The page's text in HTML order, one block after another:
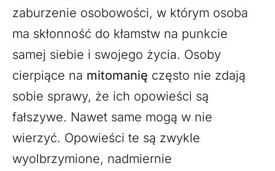
zaburzenie osobowości, w którym osoba
ma skłonność do kłamstw na punkcie
samej siebie i swojego życia. Osoby
cierpiące na mitomanię często nie zdają
sobie sprawy, że ich opowieści są
fałszywe. Nawet same mogą w nie
wierzyć. Opowieści te są zwykle
wyolbrzymione, nadmiernie